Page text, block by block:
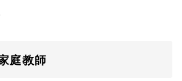
庭教師